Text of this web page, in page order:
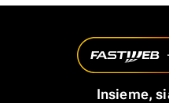
Insieme,